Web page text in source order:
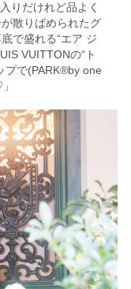
りだけれど品よく
散りばめられたグ
で盛れる“エア ジ
VUITTONの“ト
プで(PARK®︎by one